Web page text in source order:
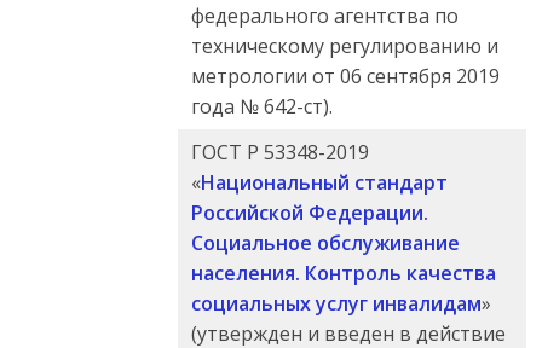
федерального агентства по
техническому регулированию и
метрологии от 06 сентября 2019
года № 642-ст).
ГОСТ Р 53348-2019
«Национальный стандарт
Российской Федерации.
Социальное обслуживание
населения. Контроль качества
социальных услуг инвалидам»
(утвержден и введен в действие